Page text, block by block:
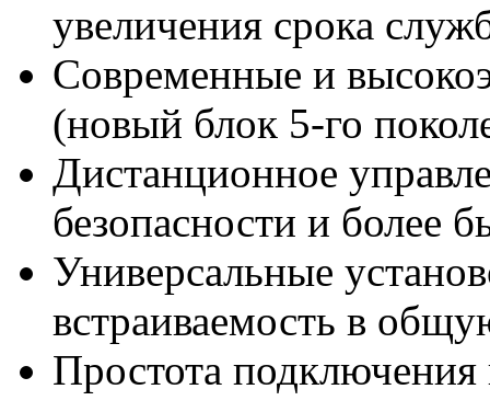
увеличения срока
Современные и
(новый блок 5-го
Дистанционное
безопасности и более
Универсальные
встраиваемость в
Простота